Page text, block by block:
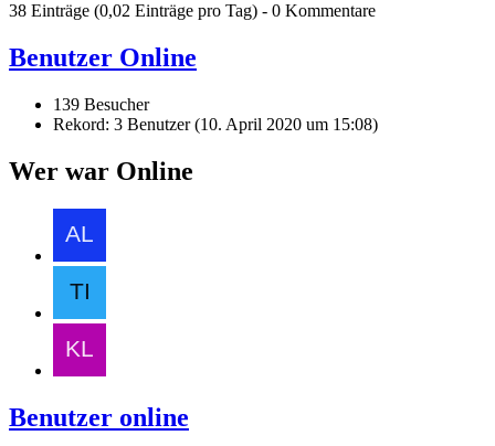
38 Einträge (0,02 Einträge pro Tag) - 0 Kommentare
Benutzer Online
139 Besucher
Rekord: 3 Benutzer (10. April 2020 um 15:08)
Wer war Online
Benutzer online